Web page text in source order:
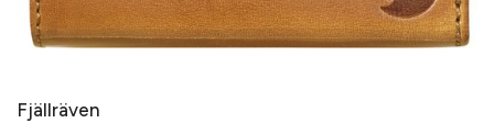
Fjällräven